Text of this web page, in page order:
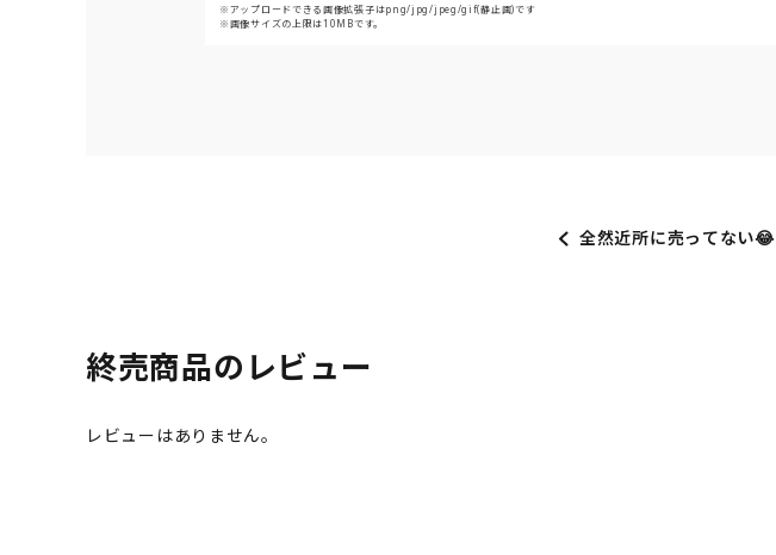
アップロードできる画像拡張子はpng/jpg/jpeg/gif(静止画)です
画像サイズの上限は10MBです。
全然近所に売ってない😂
終売商品のレビュー